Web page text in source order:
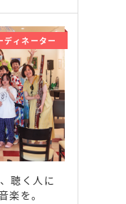
ディネーター
聴く人に
楽を。